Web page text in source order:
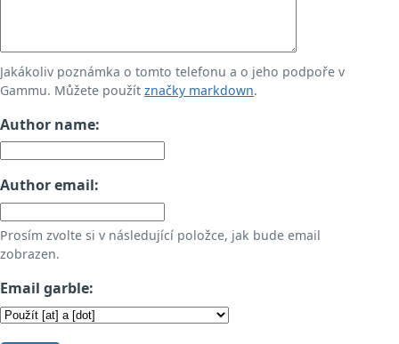
Jakákoliv poznámka o tomto telefonu a o jeho podpoře v
Gammu. Můžete použít značky markdown.
Author name:
Author email:
Prosím zvolte si v následující položce, jak bude email
zobrazen.
Email garble: